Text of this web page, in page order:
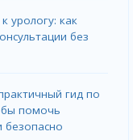
урологу: как
без
гид по
помочь
безопасно